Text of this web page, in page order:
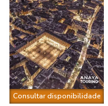
Consultar disponibilidade